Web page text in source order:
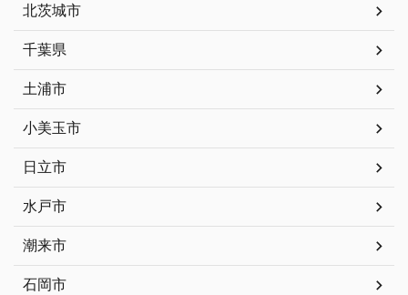
北茨城市
千葉県
土浦市
小美玉市
日立市
水戸市
潮来市
石岡市